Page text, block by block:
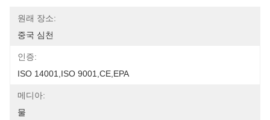
원래 장소:
중국 심천
인증:
ISO 14001,ISO 9001,CE,EPA
메디아:
물